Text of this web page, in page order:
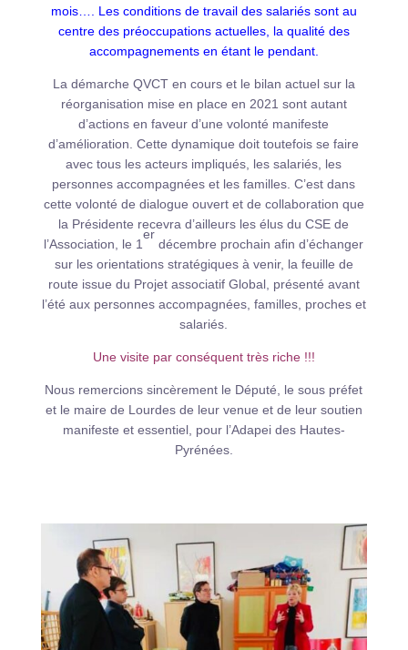
mois…. Les conditions de travail des salariés sont au
centre des préoccupations actuelles, la qualité des
accompagnements en étant le pendant.
La démarche QVCT en cours et le bilan actuel sur la
réorganisation mise en place en 2021 sont autant
d’actions en faveur d’une volonté manifeste
d’amélioration. Cette dynamique doit toutefois se faire
avec tous les acteurs impliqués, les salariés, les
personnes accompagnées et les familles. C’est dans
cette volonté de dialogue ouvert et de collaboration que
la Présidente recevra d’ailleurs les élus du CSE de
l’Association, le 1
er
décembre prochain afin d’échanger
sur les orientations stratégiques à venir, la feuille de
route issue du Projet associatif Global, présenté avant
l’été aux personnes accompagnées, familles, proches et
salariés.
Une visite par conséquent très riche !!!
Nous remercions sincèrement le Député, le sous préfet
et le maire de Lourdes de leur venue et de leur soutien
manifeste et essentiel, pour l’Adapei des Hautes-
Pyrénées.